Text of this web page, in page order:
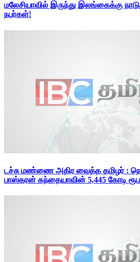
மலேசியாவில் இருந்து இலங்கைக்கு
நபர்கள்!
டச்சு மண்ணை அதிர வைத்த தமிழர் :
பாஸ்கரன் கந்தையாவின் 5,445 கோடி